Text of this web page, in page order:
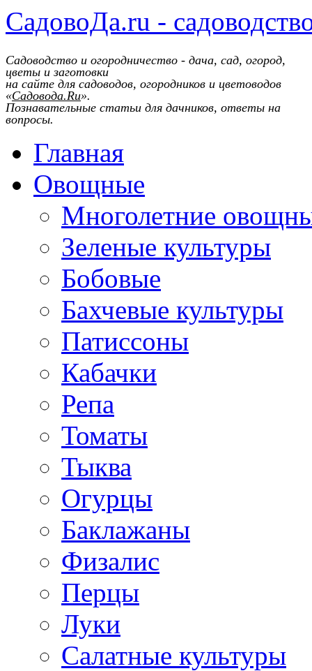
СадовоДа.ru -
Садоводство и огородничество - дача, сад, огород,
цветы и заготовки
на сайте для садоводов, огородников и цветоводов
«Садовода.Ru».
Познавательные статьи для дачников, ответы на
вопросы.
Главная
Овощные
Многолетние
Зеленые культуры
Бобовые
Бахчевые культуры
Патиссоны
Кабачки
Репа
Томаты
Тыква
Огурцы
Баклажаны
Физалис
Перцы
Луки
Салатные культуры